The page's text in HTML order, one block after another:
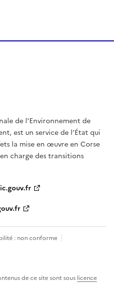
de l’Environnement de
est un service de l’État qui
la mise en œuvre en Corse
charge des transitions
: non conforme
de ce site sont sous licence